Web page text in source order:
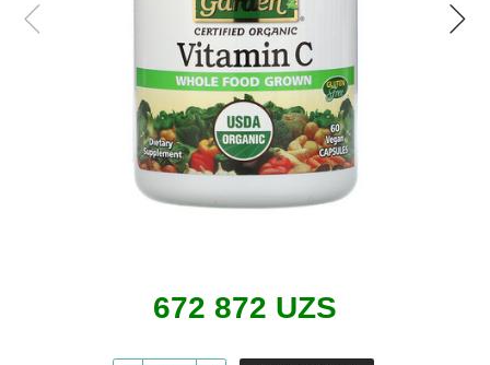
672 872 UZS